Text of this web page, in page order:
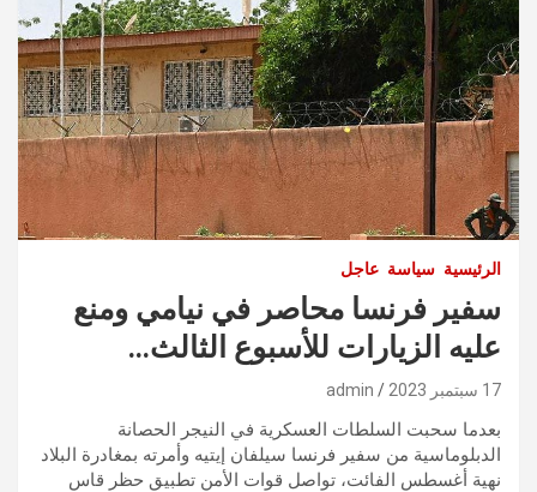
الرئيسية سياسة عاجل
سفير فرنسا محاصر في نيامي ومنع
عليه الزيارات للأسبوع الثالث…
17 سبتمبر 2023 admin
بعدما سحبت السلطات العسكرية في النيجر الحصانة
الدبلوماسية من سفير فرنسا سيلفان إيتيه وأمرته بمغادرة البلاد
نهية أغسطس الفائت، تواصل قوات الأمن تطبيق حظر قاس